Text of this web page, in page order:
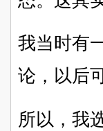
我当时有
论，以后
所以，我